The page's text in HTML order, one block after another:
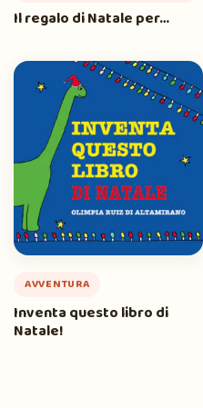
Il regalo di Natale per…
AVVENTURA
Inventa questo libro di
Natale!